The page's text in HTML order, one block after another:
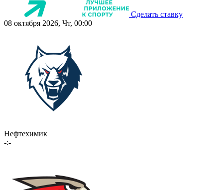
Сделать ставку
08 октября 2026, Чт, 00:00
Нефтехимик
-:-